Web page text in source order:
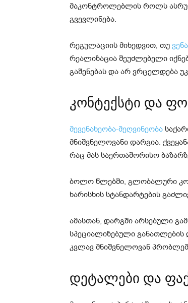
მაკონტროლებლის როლს
გვევლინება.
რეგულაციის მიხედვით, თუ
რეალიზაცია შეუძლებელი
გაშენებას და არ ვრცელდება
კონტექსტი და
მევენახეობა-მეღვინეობა
მნიშვნელოვანი დარგია.
რაც მას საერთაშორისო
ბოლო წლებში, გლობალური
ხარისხის სტანდარტების
ამასთან, დარგში არსებული
სპეციალიზებული
კვლავ მნიშვნელოვან
დეტალები და